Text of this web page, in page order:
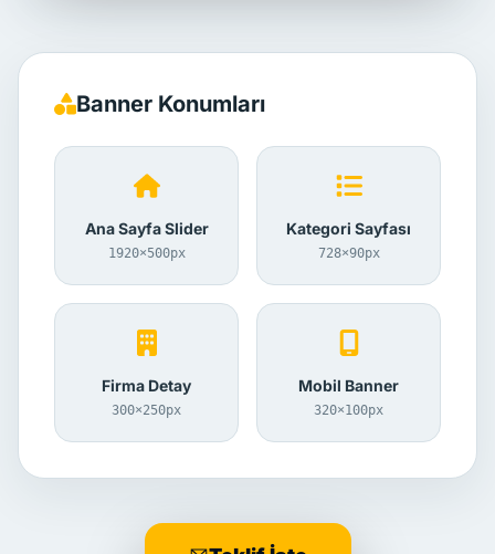
Banner Konumları
Ana Sayfa Slider
1920×500px
Kategori Sayfası
728×90px
Firma Detay
300×250px
Mobil Banner
320×100px